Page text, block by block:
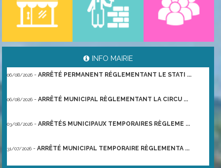
INFO MAIRIE
06/08/2026 - ARRÊTÉ PERMANENT RÉGLEMENTANT LE STATI ...
06/08/2026 - ARRÊTÉ MUNICIPAL RÈGLEMENTANT LA CIRCU ...
03/08/2026 - ARRÊTÉS MUNICIPAUX TEMPORAIRES RÈGLEME ...
31/07/2026 - ARRÊTÉ MUNICIPAL TEMPORAIRE RÈGLEMENTA ...